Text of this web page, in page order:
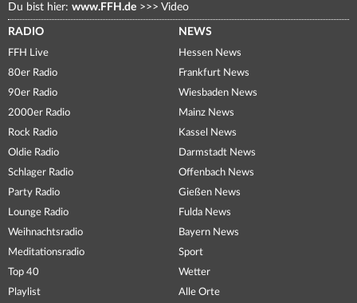
Du bist hier: www.FFH.de >>> Video
RADIO
FFH Live
80er Radio
90er Radio
2000er Radio
Rock Radio
Oldie Radio
Schlager Radio
Party Radio
Lounge Radio
Weihnachtsradio
Meditationsradio
Top 40
Playlist
NEWS
Hessen News
Frankfurt News
Wiesbaden News
Mainz News
Kassel News
Darmstadt News
Offenbach News
Gießen News
Fulda News
Bayern News
Sport
Wetter
Alle Orte